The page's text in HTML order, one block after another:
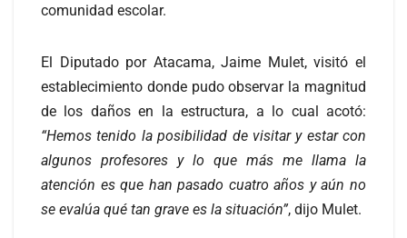
comunidad escolar.
El Diputado por Atacama, Jaime Mulet, visitó el
establecimiento donde pudo observar la magnitud
de los daños en la estructura, a lo cual acotó:
“Hemos tenido la posibilidad de visitar y estar con
algunos profesores y lo que más me llama la
atención es que han pasado cuatro años y aún no
se evalúa qué tan grave es la situación”, dijo Mulet.